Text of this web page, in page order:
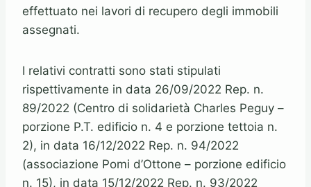
effettuato nei lavori di recupero degli immobili
assegnati.
I relativi contratti sono stati stipulati
rispettivamente in data 26/09/2022 Rep. n.
89/2022 (Centro di solidarietà Charles Peguy –
porzione P.T. edificio n. 4 e porzione tettoia n.
2), in data 16/12/2022 Rep. n. 94/2022
(associazione Pomi d’Ottone – porzione edificio
n. 15), in data 15/12/2022 Rep. n. 93/2022